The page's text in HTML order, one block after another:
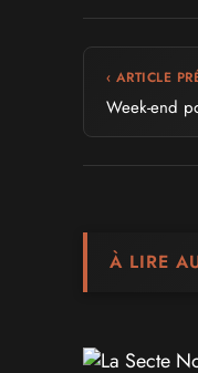
‹ ARTICLE
Week-end
À LIRE